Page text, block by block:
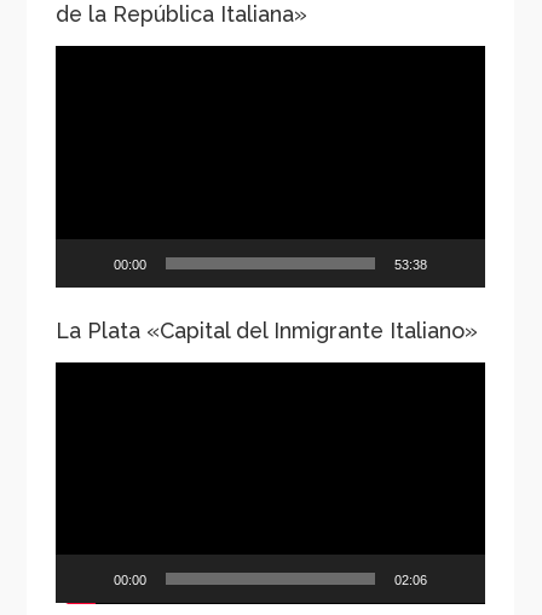
de la República Italiana»
00:00 53:38
La Plata «Capital del Inmigrante Italiano»
00:00 02:06